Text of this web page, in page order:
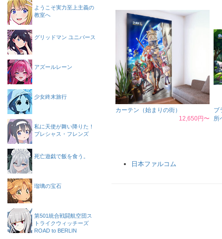
カーテン（始まりの街）
12,650円〜
ブ
所
日本ファルコム
ようこそ実力至上主義の
教室へ
グリッドマン ユニバース
アズールレーン
少女終末旅行
私に天使が舞い降りた！
プレシャス・フレンズ
死亡遊戯で飯を食う。
瑠璃の宝石
第501統合戦闘航空団ス
トライクウィッチーズ
ROAD to BERLIN